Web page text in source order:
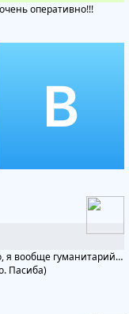
оперативно!!!
я вообще гуманитарий…
Пасиба)